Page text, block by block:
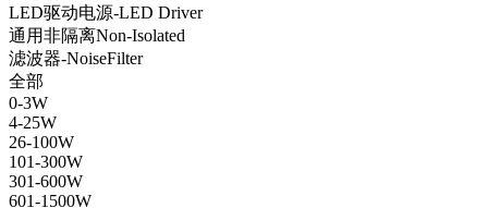
LED驱动电源-LED Driver
通用非隔离Non-Isolated
滤波器-NoiseFilter
全部
0-3W
4-25W
26-100W
101-300W
301-600W
601-1500W